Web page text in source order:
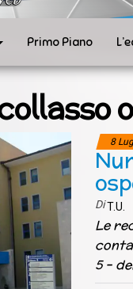
Primo Piano
8
Di T.U.
Le
5 –